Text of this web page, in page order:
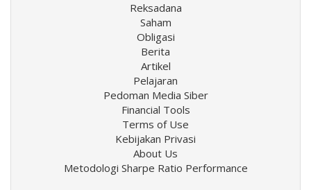
Reksadana
Saham
Obligasi
Berita
Artikel
Pelajaran
Pedoman Media Siber
Financial Tools
Terms of Use
Kebijakan Privasi
About Us
Metodologi Sharpe Ratio Performance